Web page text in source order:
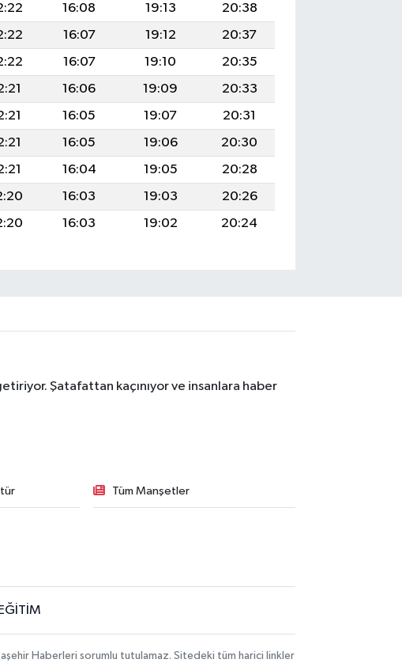
16:08 19:13
20:38
16:07 19:12
20:37
16:07 19:10
20:35
16:06 19:09
20:33
16:05 19:07
20:31
16:05 19:06
20:30
16:04 19:05
20:28
16:03 19:03
20:26
16:03 19:02 20:24
Şatafattan kaçınıyor ve insanlara haber
Tüm Manşetler
EĞİTİM
Haberleri sorumlu tutulamaz. Sitedeki tüm harici linkler